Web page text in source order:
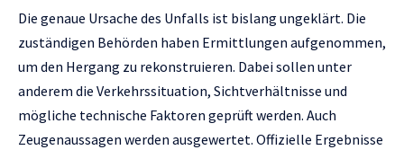
Die genaue Ursache des Unfalls ist bislang ungeklärt. Die
zuständigen Behörden haben Ermittlungen aufgenommen,
um den Hergang zu rekonstruieren. Dabei sollen unter
anderem die Verkehrssituation, Sichtverhältnisse und
mögliche technische Faktoren geprüft werden. Auch
Zeugenaussagen werden ausgewertet. Offizielle Ergebnisse